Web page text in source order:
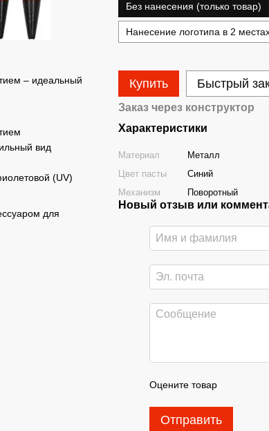
– идеальный
вид
(UV)
для
Без нанесения (только товар)
Нанесение логотипа в 2
Купить Быстрый
Заказ через конструктор
Характеристики
Материал
Металл
Цвет пасты
Синий
Механизм
Поворотный
Новый отзыв или
Оцените товар
Отправить